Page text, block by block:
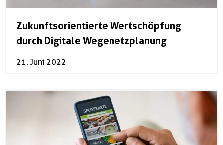
Zukunftsorientierte Wertschöpfung
durch Digitale Wegenetzplanung
21. Juni 2022